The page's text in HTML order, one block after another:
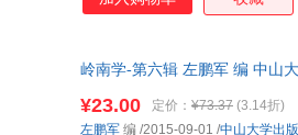
岭南学-第六辑 左鹏军 编 中山
¥23.00 定价： ¥73.37 (3.14折)
左鹏军 编 /2015-09-01 /中山大学出